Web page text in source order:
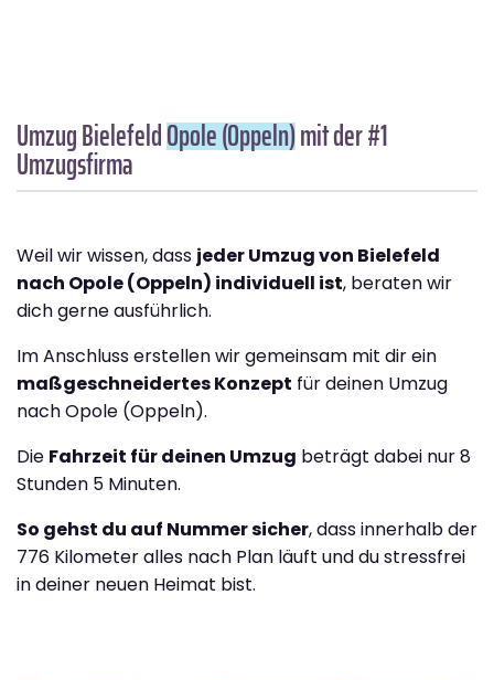
Umzug BielefeldOpole (Oppeln)mit der #1
Umzugsfirma
Weil wir wissen, dass jeder Umzug von Bielefeld
nach Opole (Oppeln) individuell ist, beraten wir
dich gerne ausführlich.
Im Anschluss erstellen wir gemeinsam mit dir ein
maßgeschneidertes Konzept für deinen Umzug
nach Opole (Oppeln).
Die Fahrzeit für deinen Umzug beträgt dabei nur 8
Stunden 5 Minuten.
So gehst du auf Nummer sicher, dass innerhalb der
776 Kilometer alles nach Plan läuft und du stressfrei
in deiner neuen Heimat bist.